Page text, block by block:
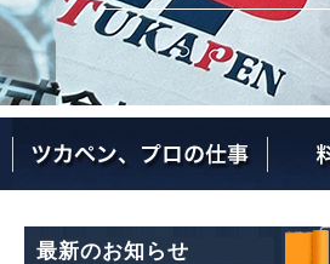
最新のお知らせ